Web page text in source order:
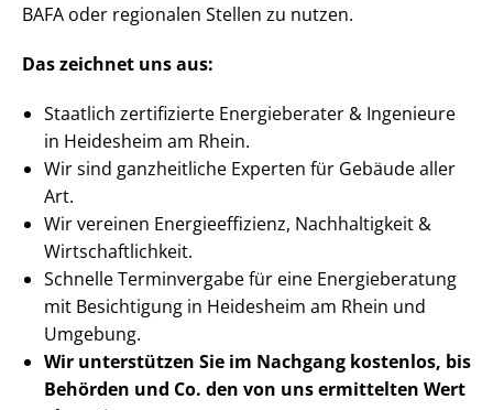
BAFA oder regionalen Stellen zu nutzen.
Das zeichnet uns aus:
Staatlich zertifizierte Energieberater & Ingenieure
in Heidesheim am Rhein.
Wir sind ganzheitliche Experten für Gebäude aller
Art.
Wir vereinen En­er­gie­ef­fi­zi­enz, Nachhaltigkeit &
Wirt­schaft­lich­keit.
Schnelle Terminvergabe für eine Energieberatung
mit Besichtigung in Heidesheim am Rhein und
Umgebung.
Wir unterstützen Sie im Nachgang kostenlos, bis
Behörden und Co. den von uns ermittelten Wert